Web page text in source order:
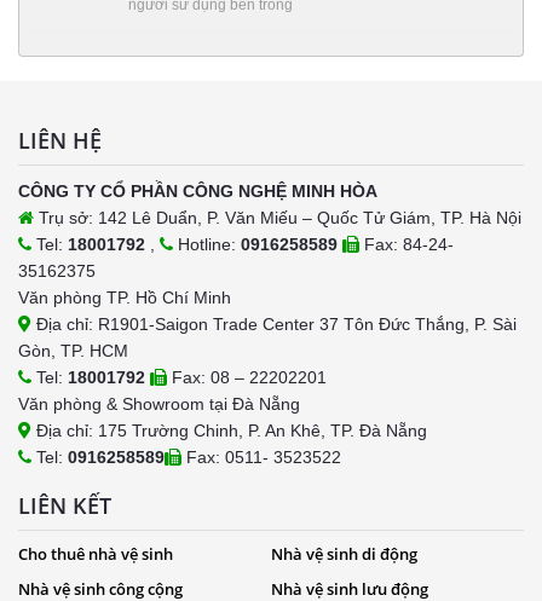
người sử dụng bên trong
LIÊN HỆ
CÔNG TY CỔ PHẦN CÔNG NGHỆ MINH HÒA
Trụ sở: 142 Lê Duẩn, P. Văn Miếu – Quốc Tử Giám, TP. Hà Nội
Tel: 18001792 Hotline: 0916258589
Fax: 84-24-
35162375
Văn phòng TP. Hồ Chí Minh
Địa chỉ: R1901-Saigon Trade Center 37 Tôn Đức Thắng, P. Sài
Gòn, TP. HCM
Tel: 18001792
Fax: 08 – 22202201
Văn phòng & Showroom tại Đà Nẵng
Địa chỉ: 175 Trường Chinh, P. An Khê, TP. Đà Nẵng
Tel: 0916258589 Fax: 0511- 3523522
LIÊN KẾT
Cho thuê nhà vệ sinh
Nhà vệ sinh di động
Nhà vệ sinh công cộng
Nhà vệ sinh lưu động